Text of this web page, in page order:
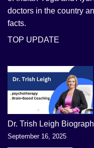
doctors in the country
facts.
TOP UPDATE
Dr. Trish Leigh
September 16, 2025